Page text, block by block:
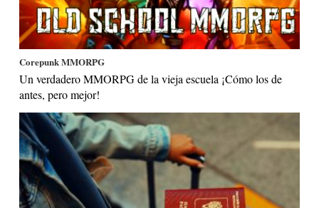
Corepunk MMORPG
Un verdadero MMORPG de la vieja escuela ¡Cómo los de
antes, pero mejor!